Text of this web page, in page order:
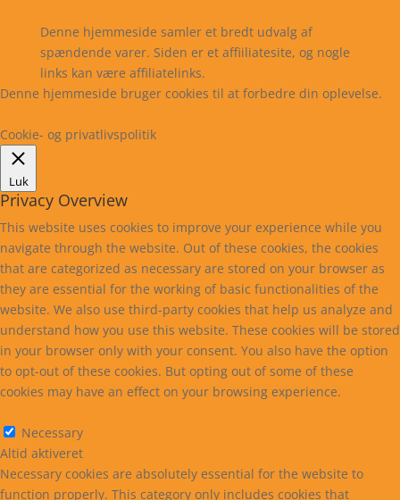
Denne hjemmeside samler et bredt udvalg af
spændende varer. Siden er et affiiliatesite, og nogle
links kan være affiliatelinks.
Denne hjemmeside bruger cookies til at forbedre din oplevelse.
Cookie- og privatlivspolitik
Luk
Privacy Overview
This website uses cookies to improve your experience while you
navigate through the website. Out of these cookies, the cookies
that are categorized as necessary are stored on your browser as
they are essential for the working of basic functionalities of the
website. We also use third-party cookies that help us analyze and
understand how you use this website. These cookies will be stored
in your browser only with your consent. You also have the option
to opt-out of these cookies. But opting out of some of these
cookies may have an effect on your browsing experience.
Necessary
Altid aktiveret
Necessary cookies are absolutely essential for the website to
function properly. This category only includes cookies that